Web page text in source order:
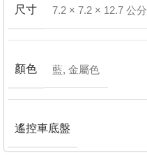
尺寸 7.2 × 7.2 × 12.7 公分
顏色 藍, 金屬色
遙控車底盤